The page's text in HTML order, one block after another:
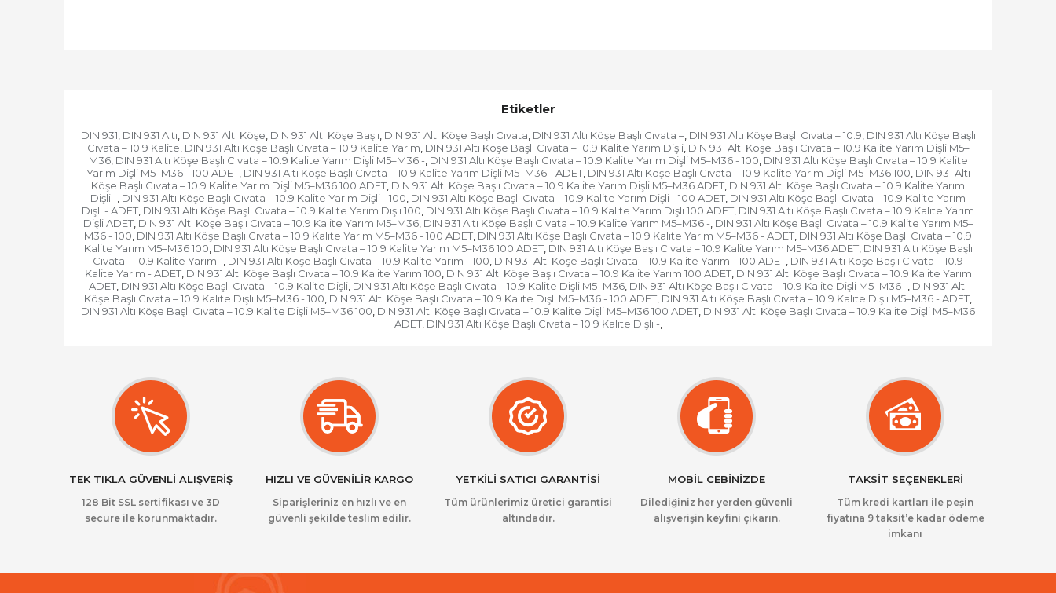
Etiketler
DIN 931, DIN 931 Altı, DIN 931 Altı Köşe, DIN 931 Altı Köşe Başlı, DIN 931 Altı Köşe Başlı Cıvata, DIN 931 Altı Köşe Başlı Cıvata –, DIN 931 Altı Köşe Başlı Cıvata – 10.9, DIN 931 Altı Köşe Başlı
Cıvata – 10.9 Kalite, DIN 931 Altı Köşe Başlı Cıvata – 10.9 Kalite Yarım, DIN 931 Altı Köşe Başlı Cıvata – 10.9 Kalite Yarım Dişli, DIN 931 Altı Köşe Başlı Cıvata – 10.9 Kalite Yarım Dişli M5–
M36, DIN 931 Altı Köşe Başlı Cıvata – 10.9 Kalite Yarım Dişli M5–M36 -, DIN 931 Altı Köşe Başlı Cıvata – 10.9 Kalite Yarım Dişli M5–M36 - 100, DIN 931 Altı Köşe Başlı Cıvata – 10.9 Kalite
Yarım Dişli M5–M36 - 100 ADET, DIN 931 Altı Köşe Başlı Cıvata – 10.9 Kalite Yarım Dişli M5–M36 - ADET, DIN 931 Altı Köşe Başlı Cıvata – 10.9 Kalite Yarım Dişli M5–M36 100, DIN 931 Altı
Köşe Başlı Cıvata – 10.9 Kalite Yarım Dişli M5–M36 100 ADET, DIN 931 Altı Köşe Başlı Cıvata – 10.9 Kalite Yarım Dişli M5–M36 ADET, DIN 931 Altı Köşe Başlı Cıvata – 10.9 Kalite Yarım
Dişli -, DIN 931 Altı Köşe Başlı Cıvata – 10.9 Kalite Yarım Dişli - 100, DIN 931 Altı Köşe Başlı Cıvata – 10.9 Kalite Yarım Dişli - 100 ADET, DIN 931 Altı Köşe Başlı Cıvata – 10.9 Kalite Yarım
Dişli - ADET, DIN 931 Altı Köşe Başlı Cıvata – 10.9 Kalite Yarım Dişli 100, DIN 931 Altı Köşe Başlı Cıvata – 10.9 Kalite Yarım Dişli 100 ADET, DIN 931 Altı Köşe Başlı Cıvata – 10.9 Kalite Yarım
Dişli ADET, DIN 931 Altı Köşe Başlı Cıvata – 10.9 Kalite Yarım M5–M36, DIN 931 Altı Köşe Başlı Cıvata – 10.9 Kalite Yarım M5–M36 -, DIN 931 Altı Köşe Başlı Cıvata – 10.9 Kalite Yarım M5–
M36 - 100, DIN 931 Altı Köşe Başlı Cıvata – 10.9 Kalite Yarım M5–M36 - 100 ADET, DIN 931 Altı Köşe Başlı Cıvata – 10.9 Kalite Yarım M5–M36 - ADET, DIN 931 Altı Köşe Başlı Cıvata – 10.9
Kalite Yarım M5–M36 100, DIN 931 Altı Köşe Başlı Cıvata – 10.9 Kalite Yarım M5–M36 100 ADET, DIN 931 Altı Köşe Başlı Cıvata – 10.9 Kalite Yarım M5–M36 ADET, DIN 931 Altı Köşe Başlı
Cıvata – 10.9 Kalite Yarım -, DIN 931 Altı Köşe Başlı Cıvata – 10.9 Kalite Yarım - 100, DIN 931 Altı Köşe Başlı Cıvata – 10.9 Kalite Yarım - 100 ADET, DIN 931 Altı Köşe Başlı Cıvata – 10.9
Kalite Yarım - ADET, DIN 931 Altı Köşe Başlı Cıvata – 10.9 Kalite Yarım 100, DIN 931 Altı Köşe Başlı Cıvata – 10.9 Kalite Yarım 100 ADET, DIN 931 Altı Köşe Başlı Cıvata – 10.9 Kalite Yarım
ADET, DIN 931 Altı Köşe Başlı Cıvata – 10.9 Kalite Dişli, DIN 931 Altı Köşe Başlı Cıvata – 10.9 Kalite Dişli M5–M36, DIN 931 Altı Köşe Başlı Cıvata – 10.9 Kalite Dişli M5–M36 -, DIN 931 Altı
Köşe Başlı Cıvata – 10.9 Kalite Dişli M5–M36 - 100, DIN 931 Altı Köşe Başlı Cıvata – 10.9 Kalite Dişli M5–M36 - 100 ADET, DIN 931 Altı Köşe Başlı Cıvata – 10.9 Kalite Dişli M5–M36 - ADET,
DIN 931 Altı Köşe Başlı Cıvata – 10.9 Kalite Dişli M5–M36 100, DIN 931 Altı Köşe Başlı Cıvata – 10.9 Kalite Dişli M5–M36 100 ADET, DIN 931 Altı Köşe Başlı Cıvata – 10.9 Kalite Dişli M5–M36
ADET, DIN 931 Altı Köşe Başlı Cıvata – 10.9 Kalite Dişli -,
TEK TIKLA GÜVENLİ ALIŞVERİŞ
128 Bit SSL sertifikası ve 3D
secure ile korunmaktadır.
HIZLI VE GÜVENİLİR KARGO
Siparişleriniz en hızlı ve en
güvenli şekilde teslim edilir.
YETKİLİ SATICI GARANTİSİ
Tüm ürünlerimiz üretici garantisi
altındadır.
MOBİL CEBİNİZDE
Dilediğiniz her yerden güvenli
alışverişin keyfini çıkarın.
TAKSİT SEÇENEKLERİ
Tüm kredi kartları ile peşin
fiyatına 9 taksit’e kadar ödeme
imkanı